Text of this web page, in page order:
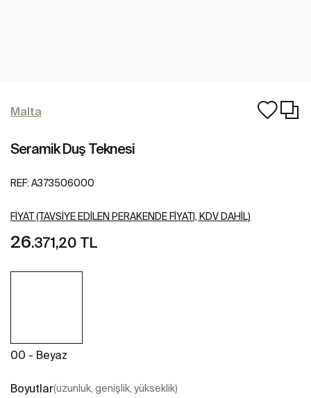
Malta
Seramik Duş Teknesi
REF: A373506000
FIYAT (TAVSIYE EDILEN PERAKENDE FIYATI, KDV DAHIL)
26.371,20 TL
00 - Beyaz
Boyutlar(uzunluk, genişlik, yükseklik)